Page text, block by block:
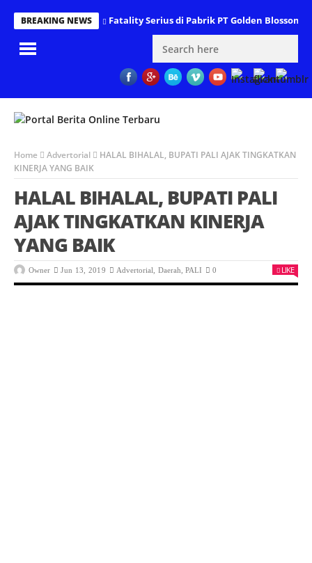
BREAKING NEWS Fatality Serius di Pabrik PT Golden Blossom
Home Advertorial
HALAL BIHALAL, BUPATI PALI AJAK TINGKATKAN
KINERJA YANG BAIK
HALAL BIHALAL, BUPATI PALI
AJAK TINGKATKAN KINERJA
YANG BAIK
Owner Jun 13, 2019 Advertorial Daerah ,PALI 0 LIKE